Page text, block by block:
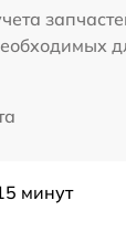
минут